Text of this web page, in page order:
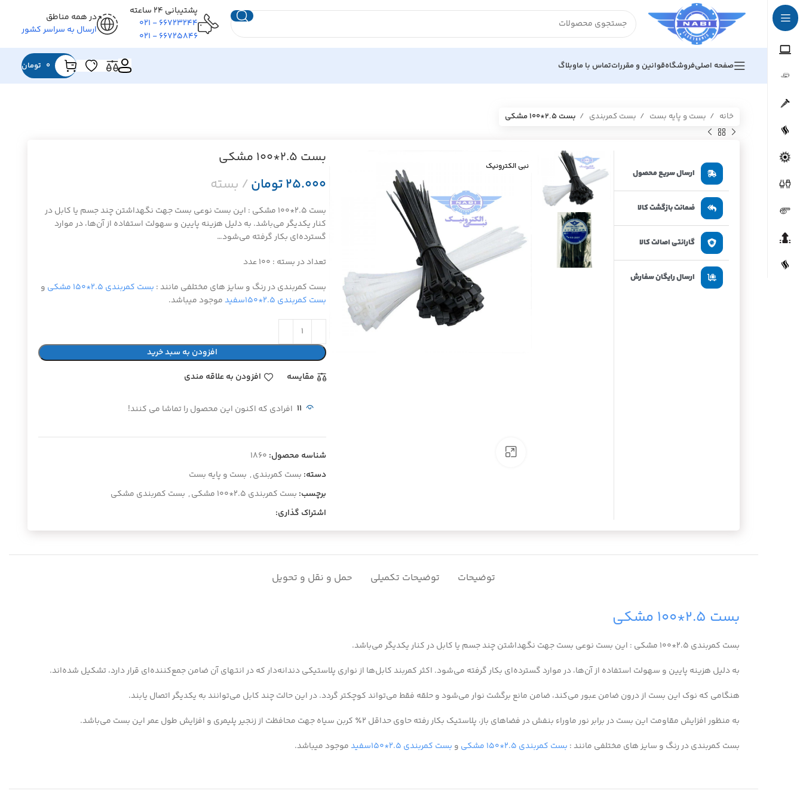
پشتیبانی ۲۴ ساعته
۶۶۷۲۳۲۴۴ - ۰۲۱
۶۶۷۲۵۸۴۶ - ۰۲۱
در همه مناطق
ارسال به سراسر کشور
صفحه اصلیفروشگاهقوانین و مقرراتتماس با ماوبلاگ 0 تومان
خانه بست و پایه بست بست کمربندی بست ۲.۵*۱۰۰ مشکی
نبی الکترونیک بست ۲.۵*۱۰۰ مشکی
تومان
بست ۲.۵*۱۰۰ مشکی : این بست نوعی بست جهت نگهداشتن چند جسم یا کابل در
کنار یکدیگر می‌باشد. به دلیل هزینه پایین و سهولت استفاده از آن‌ها، در موارد
گسترده‌ای بکار گرفته می‌شود…
تعداد در بسته : ۱۰۰ عدد
بست کمربندی در رنگ و سایز های مختلفی مانند : بست کمربندی ۲.۵*۱۵۰ مشکی
و
بست کمربندی ۲.۵*۱۵۰سفید
موجود میباشد.
افزودن به سبد خرید
مقايسه
افزودن به علاقه مندی
11 افرادی که اکنون این محصول را تماشا می کنند!
شناسه محصول: ۱۸۶۰
دسته: بست کمربندی, بست و پایه بست
برچسب: بست کمربندی ۲.۵*۱۰۰ مشکی , بست کمربندی مشکی
اشتراک گذاری:
ارسال سریع محصول
ضمانت بازگشت کالا
گارانتی اصالت کالا
ارسال رایگان سفارش
توضیحات توضیحات تکمیلی حمل و نقل و تحویل
بست ۲.۵*۱۰۰ مشکی
بست کمربندی ۲.۵*۱۰۰ مشکی : این بست نوعی بست جهت نگهداشتن چند جسم یا کابل در کنار یکدیگر می‌باشد.
به دلیل هزینه پایین و سهولت استفاده از آن‌ها، در موارد گسترده‌ای بکار گرفته می‌شود. اکثر کمربند کابل‌ها از نواری پلاستیکی دندانه‌دار که در انتهای آن ضامن جمع‌کننده‌ای قرار دارد، تشکیل شده‌اند.
هنگامی که نوک این بست از درون ضامن عبور می‌کند، ضامن مانع برگشت نوار می‌شود و حلقه فقط می‌تواند کوچکتر گردد. در این حالت چند کابل می‌توانند به یکدیگر اتصال یابند.
به منظور افزایش مقاومت این بست در برابر نور ماوراء بنفش در فضاهای باز، پلاستیک بکار رفته حاوی حداقل ۲٪ کربن سیاه جهت محافظت از زنجیر پلیمری و افزایش طول عمر این بست می‌باشد.
بست کمربندی در رنگ و سایز های مختلفی مانند : بست کمربندی ۲.۵*۱۵۰ مشکی و بست کمربندی ۲.۵*۱۵۰سفید موجود میباشد.